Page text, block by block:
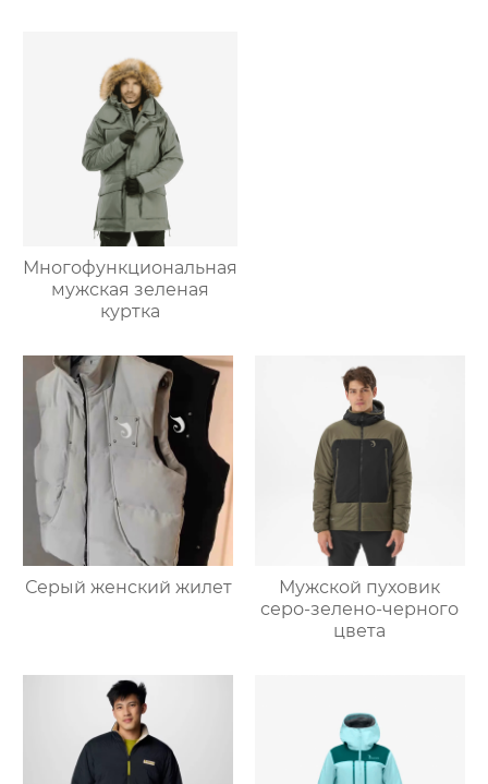
Многофункциональная
мужская зеленая
куртка
Серый женский жилет
Мужской пуховик
серо-зелено-черного
цвета